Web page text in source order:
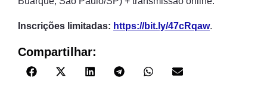
Inscrições limitadas: https://bit.ly/47cRqaw.
Compartilhar: